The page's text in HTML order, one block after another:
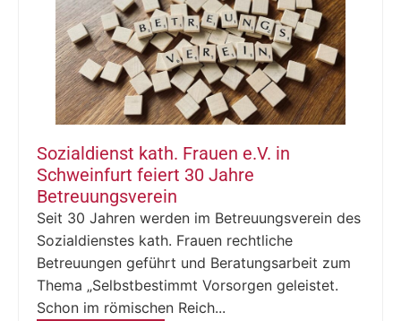
Sozialdienst kath. Frauen e.V. in
Schweinfurt feiert 30 Jahre
Betreuungsverein
Seit 30 Jahren werden im Betreuungsverein des
Sozialdienstes kath. Frauen rechtliche
Betreuungen geführt und Beratungsarbeit zum
Thema „Selbstbestimmt Vorsorgen geleistet.
Schon im römischen Reich...